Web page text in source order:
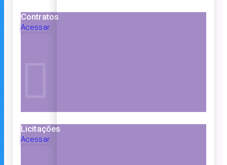
Contratos
Acessar
Licitações
Acessar